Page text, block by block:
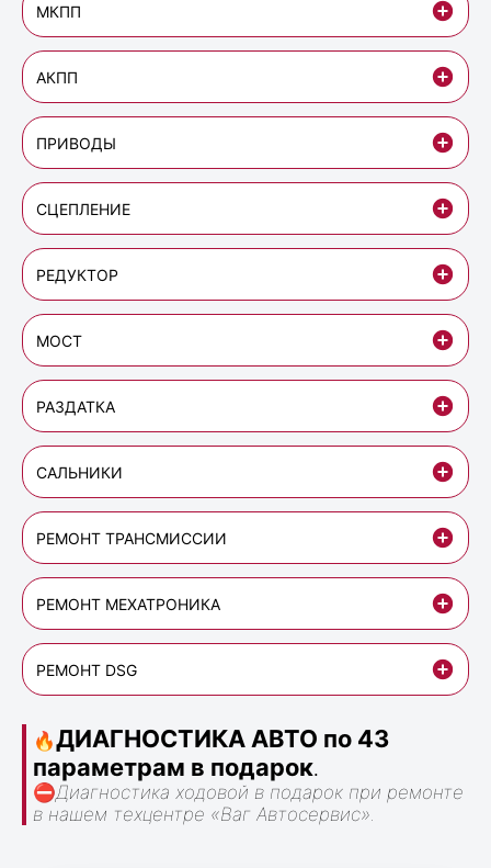
МКПП
АКПП
ПРИВОДЫ
СЦЕПЛЕНИЕ
РЕДУКТОР
МОСТ
РАЗДАТКА
САЛЬНИКИ
РЕМОНТ ТРАНСМИССИИ
РЕМОНТ МЕХАТРОНИКА
РЕМОНТ DSG
🔥ДИАГНОСТИКА АВТО по 43
параметрам в подарок.
⛔Диагностика ходовой в подарок при ремонте
в нашем техцентре «Ваг Автосервис».